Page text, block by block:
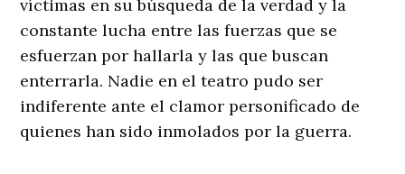
víctimas en su búsqueda de la verdad y la
constante lucha entre las fuerzas que se
esfuerzan por hallarla y las que buscan
enterrarla. Nadie en el teatro pudo ser
indiferente ante el clamor personificado de
quienes han sido inmolados por la guerra.